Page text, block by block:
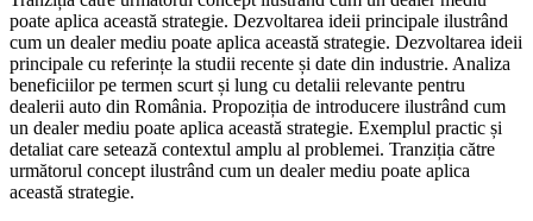
poate aplica această strategie. Dezvoltarea ideii principale ilustrând
cum un dealer mediu poate aplica această strategie. Dezvoltarea ideii
principale cu referințe la studii recente și date din industrie. Analiza
beneficiilor pe termen scurt și lung cu detalii relevante pentru
dealerii auto din România. Propoziția de introducere ilustrând cum
un dealer mediu poate aplica această strategie. Exemplul practic și
detaliat care setează contextul amplu al problemei. Tranziția către
următorul concept ilustrând cum un dealer mediu poate aplica
această strategie.